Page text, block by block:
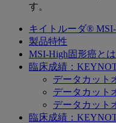
す。
キイトルーダ®
製品特性
MSI-High固形癌とは
臨床成績：
データカット
データカット
データカット
臨床成績：